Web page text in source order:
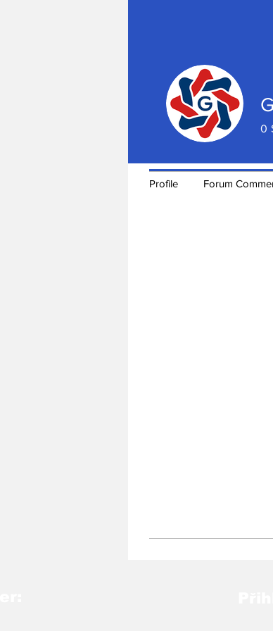
Události
Zde můžete sledovat a
0
Profile Forum